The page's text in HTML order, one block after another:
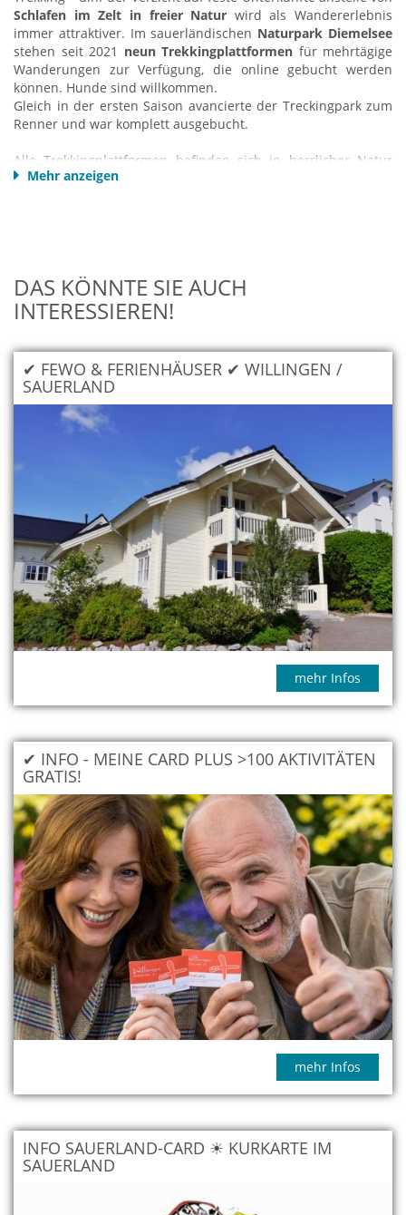
Schlafen im Zelt in freier Natur wird als Wandererlebnis
immer attraktiver. Im sauerländischen Naturpark Diemelsee
stehen seit 2021 neun Trekkingplattformen für mehrtägige
Wanderungen zur Verfügung, die online gebucht werden
können. Hunde sind willkommen.
Gleich in der ersten Saison avancierte der Treckingpark zum
Renner und war komplett ausgebucht.
Alle Trekkingplattformen befinden sich in herrlicher Natur
und sind nur zu Fuß entlang der Qualitätswanderwege
Jeder Lagerplatz bietet tolle Aussichten und Naturerlebnisse.
Von Buchen- und Fichtenwäldern über halboffene
Hochheideflächen. Wasserquellen, weite Wiesen und Felder,
Wildbeobachtungen, Sonnenauf-/untergänge,
Sternenhimmel…u.v.a.
Damit die heimischen Tierarten in den Wintermonaten
genügend Ruhe und Rückzugsmöglichkeiten erhalten, sind
die Trekkingplätze nur in der warmen Jahreshälfte
vom 01. April bis zum 15. November. Eine „wilde“ Nutzung
der Trekkingplätze außerhalb dieser Saison ist nicht gestattet.
Gratis-ÖPNV:Für alle Fälle sind Bus und das sogenannte
Anruf-Sammel-Taxi (AST) kostenfrei mit derMeineCard Mobil.
, welche im Buchungsumfang enthalten ist. Zu empfehlen ist
ferner die dazugehörigeWanderkarte Willingen & Diemelsee
im Maßstab 1:25.000, in der auch alle Treckingplatze markiert
sind.
Mehr Infos und Buchung auf
Mehr anzeigen
DAS KÖNNTE SIE AUCH
INTERESSIEREN!
✔ FEWO & FERIENHÄUSER ✔ WILLINGEN /
SAUERLAND
mehr Infos
✔ INFO - MEINE CARD PLUS >100 AKTIVITÄTEN
GRATIS!
mehr Infos
INFO SAUERLAND-CARD ☀ KURKARTE IM
SAUERLAND